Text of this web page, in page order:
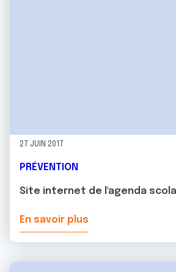
27 JUIN 2017
PRÉVENTION
Site internet de l'agenda
En savoir plus